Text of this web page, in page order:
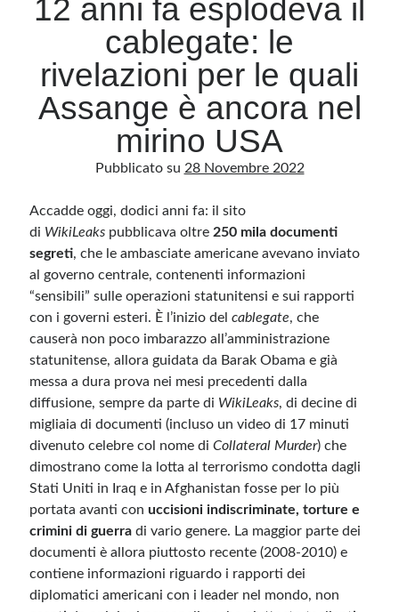
Archivio
Archivi
Questo blog non rappresenta una testata giornalistica, in quanto viene aggiornato
senza alcuna periodicità. Non può pertanto considerarsi un prodotto editoriale ai
sensi della legge n· 62 del 7.03.2001. L’autore non è responsabile di quanto
pubblicato dai lettori nei commenti ai vari post. Saranno comunque cancellati quelli
ritenuti offensivi o lesivi dell’immagine o dell’onorabilità di terzi, di genere spam,
razzisti o che contengano dati personali non conformi al rispetto delle norme sulla
privacy. Alcune immagini inserite in questo blog sono tratte da Internet e, pertanto,
considerate di pubblico dominio. Qualora la loro pubblicazione violasse eventuali
diritti d’autore, vi invito a comunicarlo via e-mail a info[at]dinovalle.it e saranno
immediatamente rimosse. L’autore del blog non è responsabile dei siti collegati
Meta
Accedi
Feed dei contenuti
Feed dei commenti
WordPress.org
12 anni fa esplodeva il
cablegate: le
rivelazioni per le quali
Assange è ancora nel
mirino USA
Pubblicato su 28 Novembre 2022
Accadde oggi, dodici anni fa: il sito
di WikiLeaks pubblicava oltre 250 mila documenti
segreti, che le ambasciate americane avevano inviato
al governo centrale, contenenti informazioni
“sensibili” sulle operazioni statunitensi e sui rapporti
con i governi esteri. È l’inizio delcablegate, che
causerà non poco imbarazzo all’amministrazione
statunitense, allora guidata da Barak Obama e già
messa a dura prova nei mesi precedenti dalla
diffusione, sempre da parte di WikiLeaks, di decine di
migliaia di documenti (incluso un video di 17 minuti
divenuto celebre col nome diCollateral Murder) che
dimostrano come la lotta al terrorismo condotta dagli
Stati Uniti in Iraq e in Afghanistan fosse per lo più
portata avanti conuccisioni indiscriminate, torture e
crimini di guerra di vario genere. La maggior parte dei
documenti è allora piuttosto recente (2008-2010) e
contiene informazioni riguardo i rapporti dei
diplomatici americani con i leader nel mondo, non